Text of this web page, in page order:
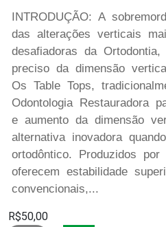
INTRODUÇÃO: A
das alterações verticais
desafiadoras da
preciso da dimensão
Os Table Tops,
Odontologia Restauradora
e aumento da dimensão
alternativa inovadora
ortodôntico. Produzidos por
oferecem estabilidade
convencionais,...
R$50,00